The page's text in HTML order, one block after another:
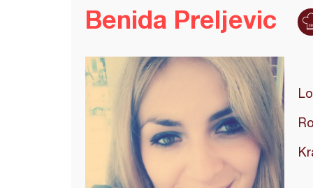
Benida Preljevic